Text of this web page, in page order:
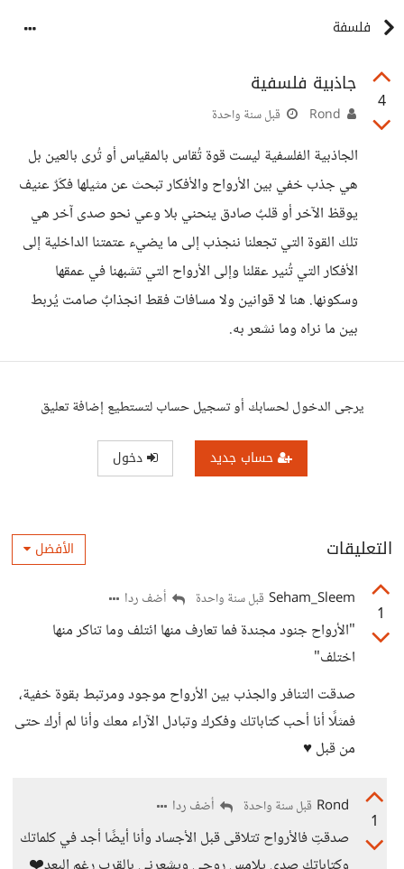
فلسفة
4
جاذبية فلسفية
قبل سنة واحدة
الجاذبية الفلسفية ليست قوة تُقاس بالمقياس أو تُرى بالعين بل
هي جذب خفي بين الأرواح والأفكار تبحث عن مثيلها فكَرٌ عنيف
يوقظ الآخر أو قلبٌ صادق ينحني بلا وعي نحو صدى آخر هي
تلك القوة التي تجعلنا ننجذب إلى ما يضيء عتمتنا الداخلية إلى
الأفكار التي تُنير عقلنا وإلى الأرواح التي تشبهنا في عمقها
وسكونها. هنا لا قوانين ولا مسافات فقط انجذابٌ صامت يُربط
بين ما نراه وما نشعر به.
يرجى الدخول لحسابك أو تسجيل حساب لتستطيع إضافة تعليق
حساب جديد دخول
التعليقات الأفضل
1
Seham_Sleem قبل سنة واحدة أضف ردا
"الأرواح جنود مجندة فما تعارف منها ائتلف وما تناكر منها
اختلف"
صدقت التنافر والجذب بين الأرواح موجود ومرتبط بقوة خفية،
فمثلًا أنا أحب كتاباتك وفكرك وتبادل الآراء معك وأنا لم أرك حتى
من قبل ♥️
1
Rond قبل سنة واحدة أضف ردا
صدقتِ فالأرواح تتلاقى قبل الأجساد وأنا أيضًا أجد في كلماتك